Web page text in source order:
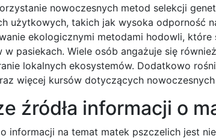
nowoczesnych metod selekcji
użytkowych, takich jak wysoka odporność
ekologicznymi metodami hodowli,
w pasiekach. Wiele osób angażuje się
lokalnych ekosystemów. Dodatkowo
więcej kursów dotyczących
źródła informacji o
informacji na temat matek pszczelich jest